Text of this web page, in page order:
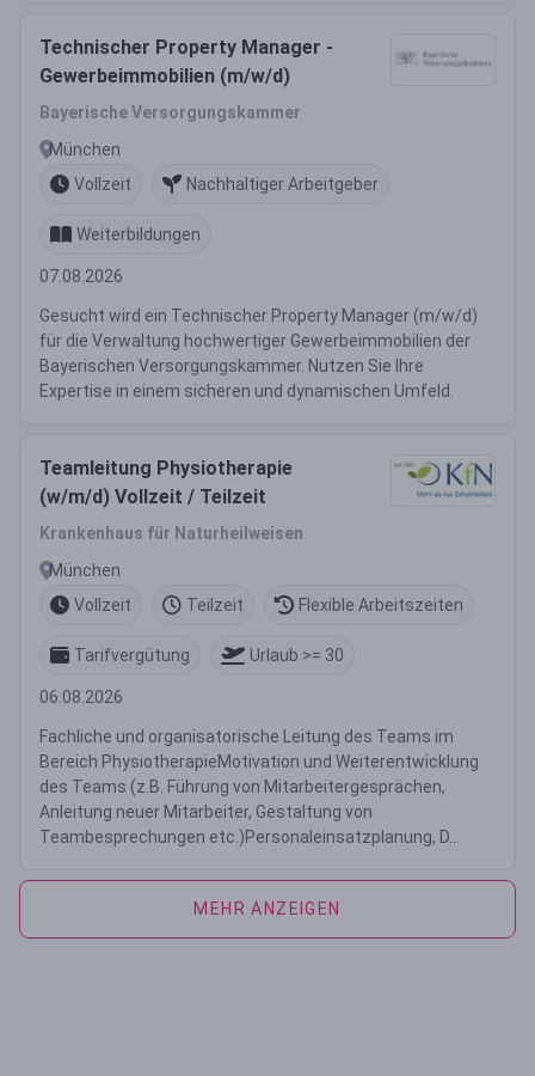
Technischer Property Manager -
Gewerbeimmobilien (m/w/d)
Bayerische Versorgungskammer
München
Vollzeit
Nachhaltiger Arbeitgeber
Weiterbildungen
07.08.2026
Gesucht wird ein Technischer Property Manager (m/w/d)
für die Verwaltung hochwertiger Gewerbeimmobilien der
Bayerischen Versorgungskammer. Nutzen Sie Ihre
Expertise in einem sicheren und dynamischen Umfeld.
Teamleitung Physiotherapie
(w/m/d) Vollzeit / Teilzeit
Krankenhaus für Naturheilweisen
München
Vollzeit
Teilzeit Flexible Arbeitszeiten
Tarifvergütung Urlaub >= 30
06.08.2026
Fachliche und organisatorische Leitung des Teams im
Bereich PhysiotherapieMotivation und Weiterentwicklung
des Teams (z.B. Führung von Mitarbeitergesprächen,
Anleitung neuer Mitarbeiter, Gestaltung von
Teambesprechungen etc.)Personaleinsatzplanung, D...
MEHR ANZEIGEN